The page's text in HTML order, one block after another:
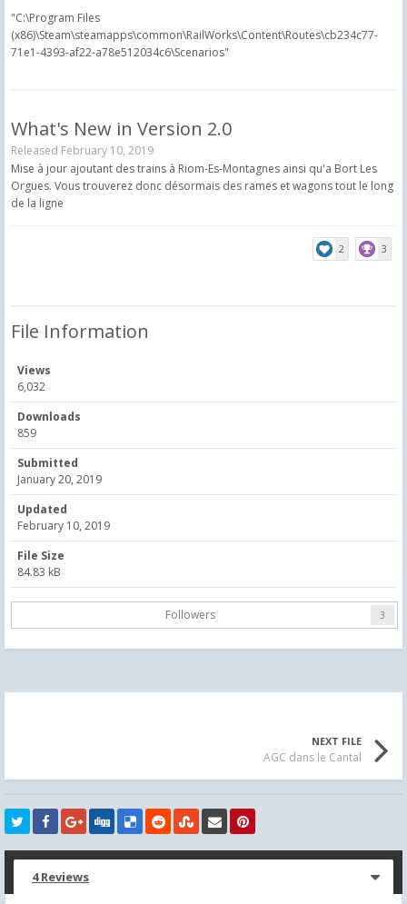
"C:\Program Files
(x86)\Steam\steamapps\common\RailWorks\Content\Routes\cb234c77-
71e1-4393-af22-a78e512034c6\Scenarios"
What's New in Version 2.0
Released February 10, 2019
Mise à jour ajoutant des trains à Riom-Es-Montagnes ainsi qu'a Bort Les
Orgues. Vous trouverez donc désormais des rames et wagons tout le long
de la ligne
2 3
File Information
Views
6,032
Downloads
859
Submitted
January 20, 2019
Updated
February 10, 2019
File Size
84.83 kB
Followers 3
NEXT FILE
AGC dans le Cantal
4 Reviews